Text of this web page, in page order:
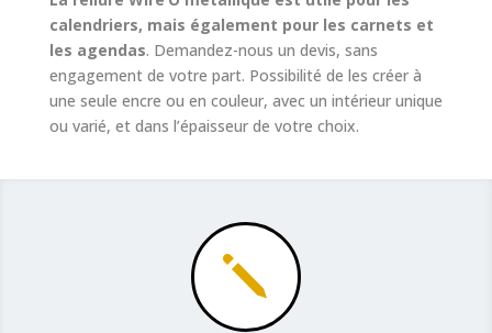
calendriers, mais également pour les carnets et
les agendas. Demandez-nous un devis, sans
engagement de votre part. Possibilité de les créer à
une seule encre ou en couleur, avec un intérieur unique
ou varié, et dans l’épaisseur de votre choix.
j